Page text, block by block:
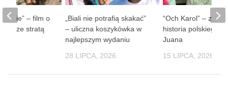
„Biali nie potrafią skakać”
– uliczna koszykówka w
najlepszym wydaniu
28 LIPCA, 2026
“Och Karol” –
historia polskiego
Juana
15 LIPCA, 2026
ludzie” – film o
ze stratą